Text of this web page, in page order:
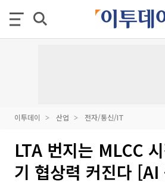
이투데이 산업 전자/통신/IT
LTA 번지는 MLCC
기 협상력 커진다 [AI